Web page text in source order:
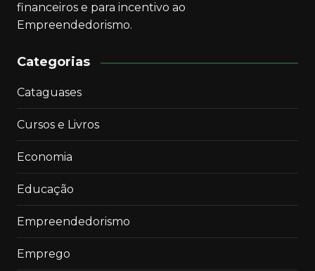
financeiros e para incentivo ao
Empreendedorismo.
Categorias
Cataguases
Cursos e Livros
Economia
Educação
Empreendedorismo
Emprego